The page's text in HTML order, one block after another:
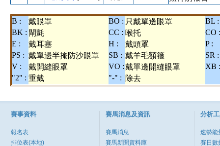
B : 戴眼罩 BO : 只戴單邊眼罩
BL :
BK : 閘氈 CC : 喉托
CO :
E :
戴耳塞 H : 戴頭罩
P :
PS : 戴單邊半掩防沙眼罩 SB : 戴羊毛額箍
SR :
V :
戴開縫眼罩 VO :戴單邊開縫眼罩
XB :
"2" : 重戴 "-" : 除去
賽事資料
報名表
排位表(本地)
賽馬消息及資訊
賽馬消息
賽馬新聞資料庫
分析
速勢能
賽日數